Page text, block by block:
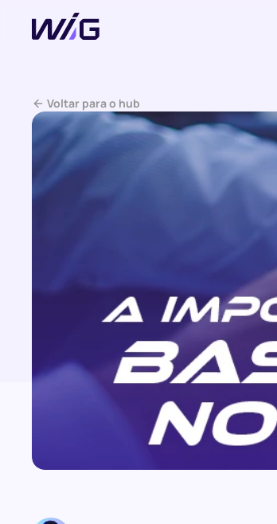
Voltar para o hub